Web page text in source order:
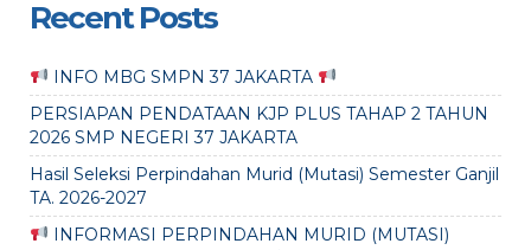
Recent Posts
INFO MBG SMPN 37 JAKARTA
PERSIAPAN PENDATAAN KJP PLUS TAHAP 2 TAHUN
2026 SMP NEGERI 37 JAKARTA
Hasil Seleksi Perpindahan Murid (Mutasi) Semester Ganjil
TA. 2026-2027
INFORMASI PERPINDAHAN MURID (MUTASI)